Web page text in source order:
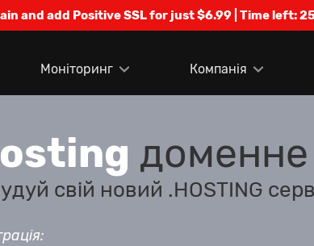
and add Positive SSL for just $6.99 | Time left:
Моніторинг Компанія
доменне
свій новий .HOSTING